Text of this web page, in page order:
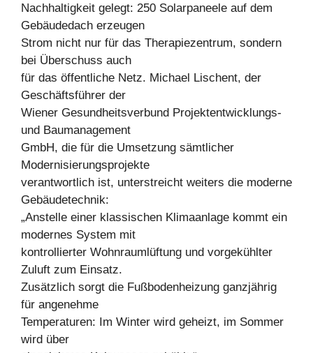
Nachhaltigkeit gelegt: 250 Solarpaneele auf dem
Gebäudedach erzeugen
Strom nicht nur für das Therapiezentrum, sondern
bei Überschuss auch
für das öffentliche Netz. Michael Lischent, der
Geschäftsführer der
Wiener Gesundheitsverbund Projektentwicklungs-
und Baumanagement
GmbH, die für die Umsetzung sämtlicher
Modernisierungsprojekte
verantwortlich ist, unterstreicht weiters die moderne
Gebäudetechnik:
„Anstelle einer klassischen Klimaanlage kommt ein
modernes System mit
kontrollierter Wohnraumlüftung und vorgekühlter
Zuluft zum Einsatz.
Zusätzlich sorgt die Fußbodenheizung ganzjährig
für angenehme
Temperaturen: Im Winter wird geheizt, im Sommer
wird über